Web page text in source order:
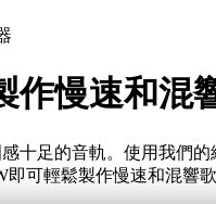
作慢速和混
十足的音軌。使用我們的
即可輕鬆製作慢速和混響